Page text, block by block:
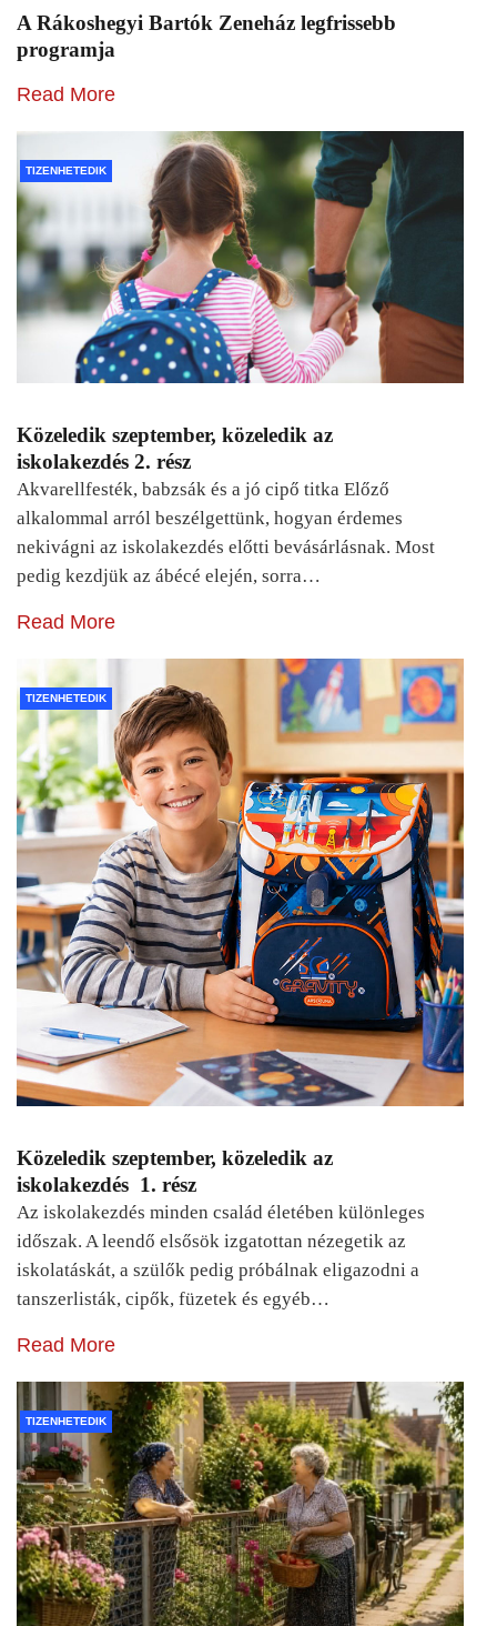
A Rákoshegyi Bartók Zeneház legfrissebb
programja
Read More
TIZENHETEDIK
Közeledik szeptember, közeledik az
iskolakezdés 2. rész
Akvarellfesték, babzsák és a jó cipő titka Előző
alkalommal arról beszélgettünk, hogyan érdemes
nekivágni az iskolakezdés előtti bevásárlásnak. Most
pedig kezdjük az ábécé elején, sorra…
Read More
TIZENHETEDIK
Közeledik szeptember, közeledik az
iskolakezdés 1. rész
Az iskolakezdés minden család életében különleges
időszak. A leendő elsősök izgatottan nézegetik az
iskolatáskát, a szülők pedig próbálnak eligazodni a
tanszerlisták, cipők, füzetek és egyéb…
Read More
TIZENHETEDIK